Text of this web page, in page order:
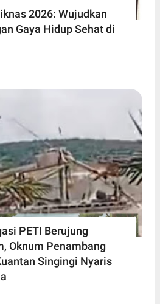
2026: Wujudkan
Gaya Hidup Sehat di
PETI Berujung
Oknum Penambang
Singingi Nyaris